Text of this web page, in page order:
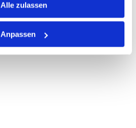
Alle zulassen
Anpassen